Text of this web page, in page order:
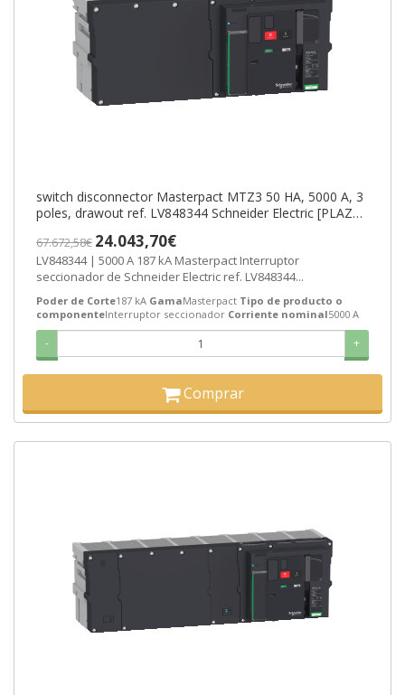
switch disconnector Masterpact MTZ3 50 HA, 5000 A, 3
poles, drawout ref. LV848344 Schneider Electric [PLAZO
67.672,58€ 24.043,70€
LV848344 | 5000 A 187 kA Masterpact Interruptor
seccionador de Schneider Electric ref. LV848344...
Poder de Corte187 kA GamaMasterpact Tipo de producto o
componenteInterruptor seccionador Corriente nominal5000 A
- +
Comprar